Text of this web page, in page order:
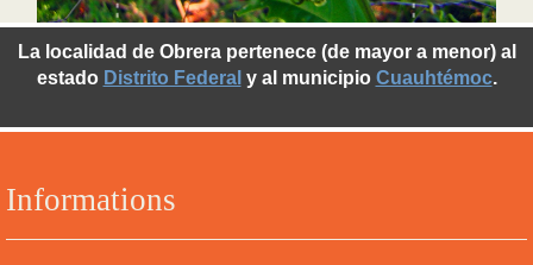
Informations
La localidad de Obrera pertenece (de mayor a menor) al
estado Distrito Federal y al municipio Cuauhtémoc.